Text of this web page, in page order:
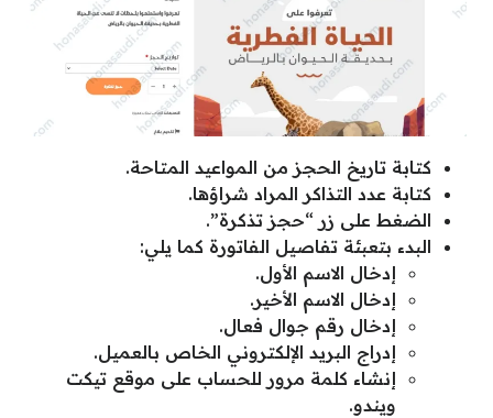
كتابة تاريخ الحجز من المواعيد المتاحة.
كتابة عدد التذاكر المراد شراؤها.
الضغط على زر “حجز تذكرة”.
البدء بتعبئة تفاصيل الفاتورة كما يلي:
إدخال الاسم الأول.
إدخال الاسم الأخير.
إدخال رقم جوال فعال.
إدراج البريد الإلكتروني الخاص بالعميل.
إنشاء كلمة مرور للحساب على موقع تيكت
ويندو.